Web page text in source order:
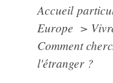
Accueil
Europe >
Comment
l'étranger ?